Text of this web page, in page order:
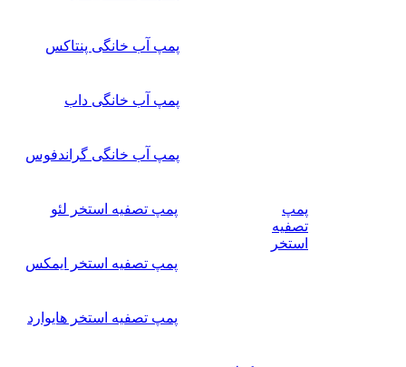
پمپ آب خانگی پنتاکس
پمپ آب خانگی داب
پمپ آب خانگی گراندفوس
پمپ
تصفیه
استخر
پمپ تصفیه استخر لئو
پمپ تصفیه استخر ایمکس
پمپ تصفیه استخر هایوارد